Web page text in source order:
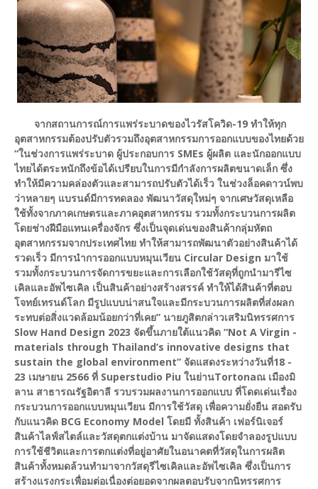
จากสถานการณ์การแพร่ระบาดของไวรัสโควิด-19 ทำให้ทุก
อุตสาหกรรมต้องปรับตัวรวมถึงอุตสาหกรรมการออกแบบของไทยด้วย
“ในช่วงการแพร่ระบาด ผู้ประกอบการ SMEs ผู้ผลิต และนักออกแบบ
ไทยได้ตระหนักถึงข้อได้เปรียบในการมีกำลังการผลิตขนาดเล็ก ซึ่ง
ทำให้มีความคล่องตัวและสามารถปรับตัวได้เร็ว ในช่วงล็อคดาวน์พบ
ว่าหลายๆ แบรนด์มีการทดลอง พัฒนาวัสดุใหม่ๆ จากเศษวัสดุเหลือ
ใช้ทั้งจากภาคเกษตรและภาคอุตสาหกรรม รวมทั้งกระบวนการผลิต
โดยช่างฝีมือแทนเครื่องจักร ซึ่งเป็นจุดเด่นของสินค้ากลุ่มหัตถ
อุตสาหกรรมจากประเทศไทย ทำให้สามารถพัฒนาตัวอย่างสินค้าได้
รวดเร็ว มีการนำการออกแบบหมุนเวียน Circular Design มาใช้
รวมทั้งกระบวนการจัดการขยะและการเลือกใช้วัสดุที่ถูกนำมารีไซ
เคิลและอัพไซเคิล เป็นสินค้าอย่างสร้างสรรค์ ทำให้ได้สินค้าที่ตอบ
โจทย์เทรนด์โลก มีรูปแบบน่าสนใจและมีกระบวนการผลิตที่ส่งผลก
ระทบต่อสิ่งแวดล้อมน้อยกว่าที่เคย” นายภูสิตกล่าวเสริมนิทรรศการ
Slow Hand Design 2023 จัดขึ้นภายใต้แนวคิด “Not A Virgin -
materials through Thailand’s innovative designs that
sustain the global environment” จัดแสดงระหว่างวันที่18 -
23 เมษายน 2566 ที่ Superstudio Piu ในย่านTortonaณ เมืองมิ
ลาน สาธารณรัฐอิตาลี รวบรวมผลงานการออกแบบ ที่โดดเด่นเรื่อง
กระบวนการออกแบบหมุนเวียน มีการใช้วัสดุ เพื่อความยั่งยืน สอดรับ
กับแนวคิด BCG Economy Model โดยมี ทั้งสินค้า เฟอร์นิเจอร์
สินค้าไลฟ์สไตล์และวัสดุตกแต่งบ้าน มาจัดแสดงโดยจำลองรูปแบบ
การใช้ชีวิตและการตกแต่งที่อยู่อาศัยในอนาคตที่วัสดุในการผลิต
สินค้าทั้งหมดล้วนทำมาจากวัสดุรีไซเคิลและอัพไซเคิล ซึ่งเป็นการ
สร้างแรงกระเพื่อมต่อเนื่องต่อยอดจากผลตอบรับจากนิทรรศการ